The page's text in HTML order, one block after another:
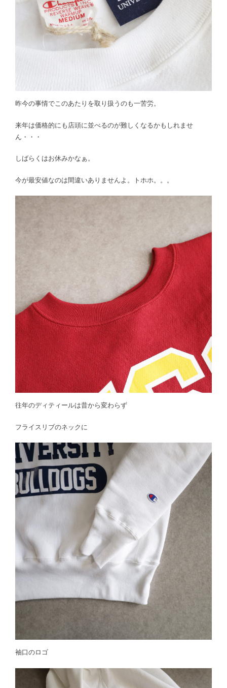
昨今の事情でこのあたりを取り扱うのも一苦労。
来年は価格的にも店頭に並べるのが難しくなるかもしれませ
ん・・・
しばらくはお休みかなぁ。
今が最安値なのは間違いありませんよ。トホホ。。。
往年のディティールは昔から変わらず
フライスリブのネックに
袖口のロゴ